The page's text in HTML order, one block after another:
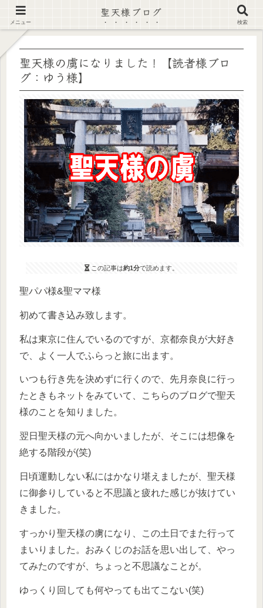
【注意喚起】偽サイト及び偽情報に注意 ▶確認する◀
聖天様の虜になりました！【読者様ブロ
グ：ゆう様】
この記事は約1分で読めます。
聖パパ様&聖ママ様
初めて書き込み致します。
私は東京に住んでいるのですが、京都奈良が大好き
で、よく一人でふらっと旅に出ます。
いつも行き先を決めずに行くので、先月奈良に行っ
たときもネットをみていて、こちらのブログで聖天
様のことを知りました。
翌日聖天様の元へ向かいましたが、そこには想像を
絶する階段が(笑)
日頃運動しない私にはかなり堪えましたが、聖天様
に御参りしていると不思議と疲れた感じが抜けてい
きました。
すっかり聖天様の虜になり、この土日でまた行って
まいりました。おみくじのお話を思い出して、やっ
てみたのですが、ちょっと不思議なことが。
ゆっくり回しても何やっても出てこない(笑)
メニュー
聖天様ブログ
検索